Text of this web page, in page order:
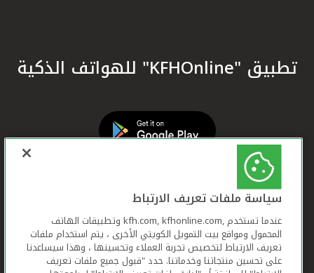
تطبيق "KFHOnline" للهواتف الذكية
سياسة ملفات تعريف الارتباط
عندما تستخدم ,kfh.com, kfhonline.com وتطبيقات الهاتف
المحمول ومواقع بيت التمويل الكويتي الأخرى ، يتم استخدام ملفات
تعريف الارتباط لتخصيص تجربة العملاء وتحسينها ، وهذا سيساعدنا
على تحسين منتجاتنا وخدماتنا. حدد "قبول جميع ملفات تعريف